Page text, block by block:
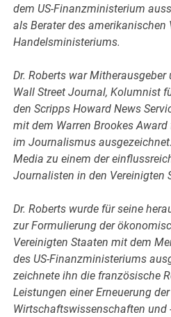
dem US-Finanzministerium
als Berater des amerikanischen
Handelsministeriums.
Dr. Roberts war
Wall Street Journal, Kolumnist
den Scripps Howard News
mit dem Warren Brookes
im Journalismus
Media zu einem der
Journalisten in den Vereinigten
Dr. Roberts wurde für seine
zur Formulierung der
Vereinigten Staaten mit dem
des US-Finanzministeriums
zeichnete ihn die französische
Leistungen einer Erneuerung der
Wirtschaftswissenschaften und